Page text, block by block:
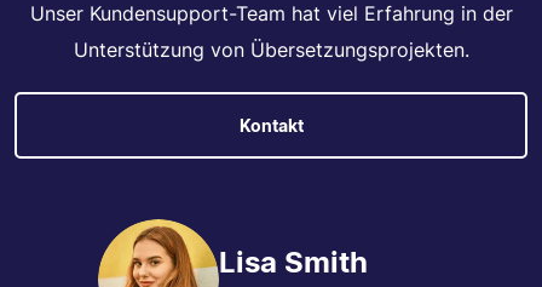
Unser Kundensupport-Team hat viel Erfahrung in der
Unterstützung von Übersetzungsprojekten.
Kontakt
Lisa Smith